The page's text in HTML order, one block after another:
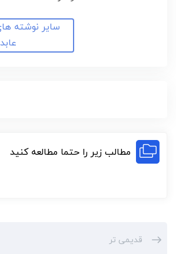
سایر نوشته
مطالب زیر را حتما مطالعه کنید
قدیمی تر